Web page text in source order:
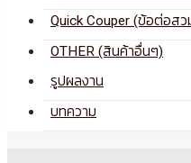
Quick Couper (ข้อต่อสว
OTHER (สินค้าอื่นๆ)
รูปผลงาน
บทความ